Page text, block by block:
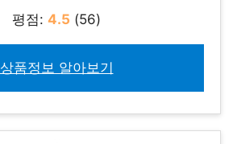
평점: 4.5 (56)
상품정보 알아보기